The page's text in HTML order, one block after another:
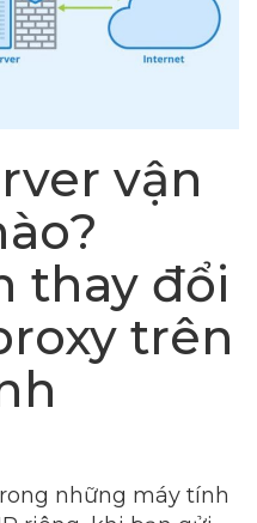
vận
thay đổi
trên
những máy tính